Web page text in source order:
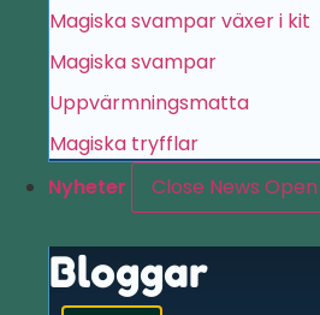
Magiska svampar växer i kit
Magiska svampar
Uppvärmningsmatta
Magiska tryfflar
Nyheter
Close News
Bloggar